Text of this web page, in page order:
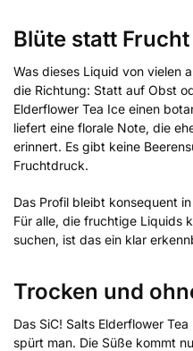
Blüte statt Frucht
Was dieses Liquid von vielen
die Richtung: Statt auf Obst
Elderflower Tea Ice einen
liefert eine florale Note, die
erinnert. Es gibt keine
Fruchtdruck.
Das Profil bleibt konsequent
Für alle, die fruchtige Liquids
suchen, ist das ein klar
Trocken und
Das SiC! Salts Elderflower
spürt man. Die Süße kommt